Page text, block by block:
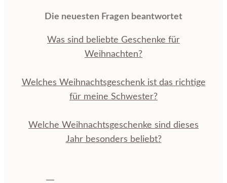
Die neuesten Fragen beantwortet
Was sind beliebte Geschenke für
Weihnachten?
Welches Weihnachtsgeschenk ist das richtige
für meine Schwester?
Welche Weihnachtsgeschenke sind dieses
Jahr besonders beliebt?